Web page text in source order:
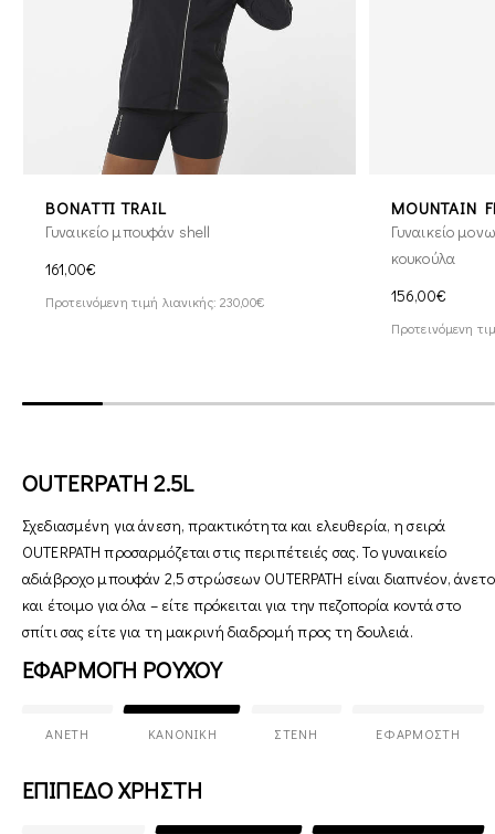
BONATTI TRAIL
Γυναικείο μπουφάν shell
161,00€
Προτεινόμενη τιμή λιανικής: 230,00€
MOUNTAIN
Γυναικείο
κουκούλα
156,00€
Προτεινόμενη
OUTERPATH 2.5L
Σχεδιασμένη για άνεση, πρακτικότητα και ελευθερία, η σειρά
OUTERPATH προσαρμόζεται στις περιπέτειές σας. Το γυναικείο
αδιάβροχο μπουφάν 2,5 στρώσεων OUTERPATH είναι διαπνέον, άνετο
και έτοιμο για όλα – είτε πρόκειται για την πεζοπορία κοντά στο
σπίτι σας είτε για τη μακρινή διαδρομή προς τη δουλειά.
ΕΦΑΡΜΟΓΗ ΡΟΥΧΟΥ
ΆΝΕΤΗ ΚΑΝΟΝΙΚΉ ΣΤΕΝΉ ΕΦΑΡΜΟΣΤΉ
ΕΠΙΠΕΔΟ ΧΡΗΣΤΗ